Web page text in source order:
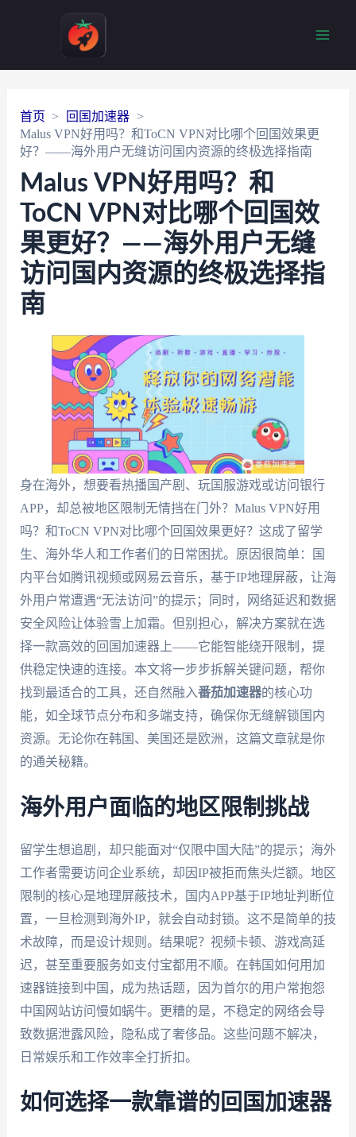
首页
回国加速器
Malus VPN好用吗？和ToCN VPN对比哪个回国效果更
好？——海外用户无缝访问国内资源的终极选择指南
Malus VPN好用吗？和
ToCN VPN对比哪个回国效
果更好？——海外用户无缝
访问国内资源的终极选择指
南
身在海外，想要看热播国产剧、玩国服游戏或访问银行
APP，却总被地区限制无情挡在门外？Malus VPN好用
吗？和ToCN VPN对比哪个回国效果更好？这成了留学
生、海外华人和工作者们的日常困扰。原因很简单：国
内平台如腾讯视频或网易云音乐，基于IP地理屏蔽，让海
外用户常遭遇“无法访问”的提示；同时，网络延迟和数据
安全风险让体验雪上加霜。但别担心，解决方案就在选
择一款高效的回国加速器上——它能智能绕开限制，提
供稳定快速的连接。本文将一步步拆解关键问题，帮你
找到最适合的工具，还自然融入番茄加速器的核心功
能，如全球节点分布和多端支持，确保你无缝解锁国内
资源。无论你在韩国、美国还是欧洲，这篇文章就是你
的通关秘籍。
海外用户面临的地区限制挑战
留学生想追剧，却只能面对“仅限中国大陆”的提示；海外
工作者需要访问企业系统，却因IP被拒而焦头烂额。地区
限制的核心是地理屏蔽技术，国内APP基于IP地址判断位
置，一旦检测到海外IP，就会自动封锁。这不是简单的技
术故障，而是设计规则。结果呢？视频卡顿、游戏高延
迟，甚至重要服务如支付宝都用不顺。在韩国如何用加
速器链接到中国，成为热话题，因为首尔的用户常抱怨
中国网站访问慢如蜗牛。更糟的是，不稳定的网络会导
致数据泄露风险，隐私成了奢侈品。这些问题不解决，
日常娱乐和工作效率全打折扣。
如何选择一款靠谱的回国加速器